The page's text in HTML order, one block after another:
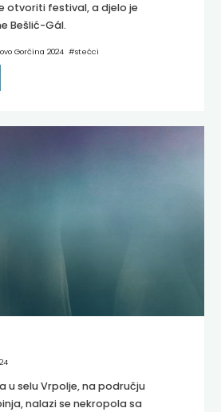
otvoriti festival, a djelo je
Bešlić-Gál.
Gorčina 2024 #stećci
C^2))1]"
u selu Vrpolje, na području
nalazi se nekropola sa